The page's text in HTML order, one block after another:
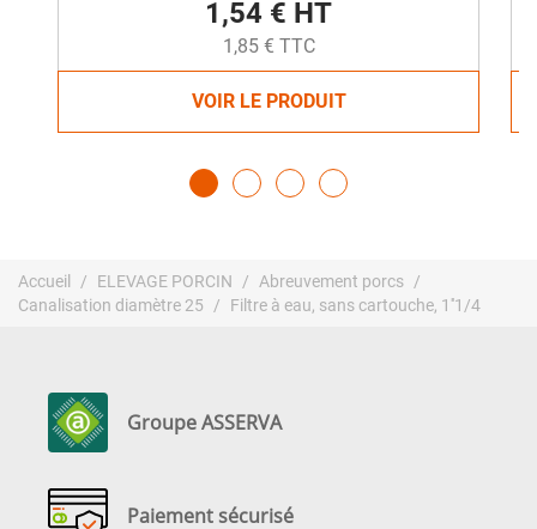
1,54 € HT
1,85 € TTC
VOIR LE PRODUIT
Accueil ELEVAGE PORCIN
Abreuvement porcs
Canalisation diamètre 25
Filtre à eau, sans cartouche, 1''1/4
Groupe ASSERVA
Paiement sécurisé